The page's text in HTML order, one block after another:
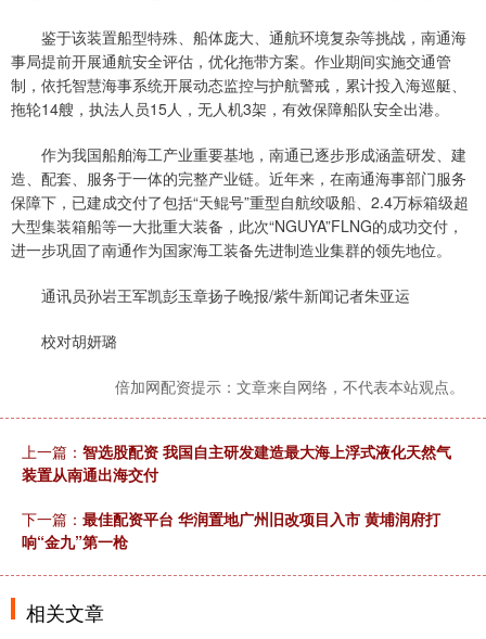
鉴于该装置船型特殊、船体庞大、通航环境复杂等挑战，南通海
事局提前开展通航安全评估，优化拖带方案。作业期间实施交通管
制，依托智慧海事系统开展动态监控与护航警戒，累计投入海巡艇、
拖轮14艘，执法人员15人，无人机3架，有效保障船队安全出港。
作为我国船舶海工产业重要基地，南通已逐步形成涵盖研发、建
造、配套、服务于一体的完整产业链。近年来，在南通海事部门服务
保障下，已建成交付了包括“天鲲号”重型自航绞吸船、2.4万标箱级超
大型集装箱船等一大批重大装备，此次“NGUYA”FLNG的成功交付，
进一步巩固了南通作为国家海工装备先进制造业集群的领先地位。
通讯员孙岩王军凯彭玉章扬子晚报/紫牛新闻记者朱亚运
校对胡妍璐
倍加网配资提示：文章来自网络，不代表本站观点。
上一篇： 智选股配资 我国自主研发建造最大海上浮式液化天然气
装置从南通出海交付
下一篇： 最佳配资平台 华润置地广州旧改项目入市 黄埔润府打
响“金九”第一枪
相关文章